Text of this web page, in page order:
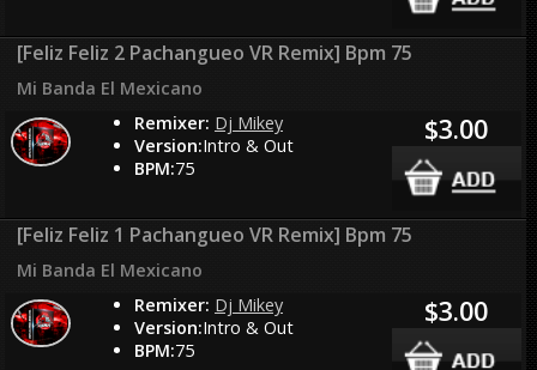
[Feliz Feliz 2 Pachangueo VR Remix] Bpm 75
Mi Banda El Mexicano
Remixer: Dj Mikey
Version:Intro & Out
BPM:75
$3.00
[Feliz Feliz 1 Pachangueo VR Remix] Bpm 75
Mi Banda El Mexicano
Remixer: Dj Mikey
Version:Intro & Out
BPM:75
$3.00